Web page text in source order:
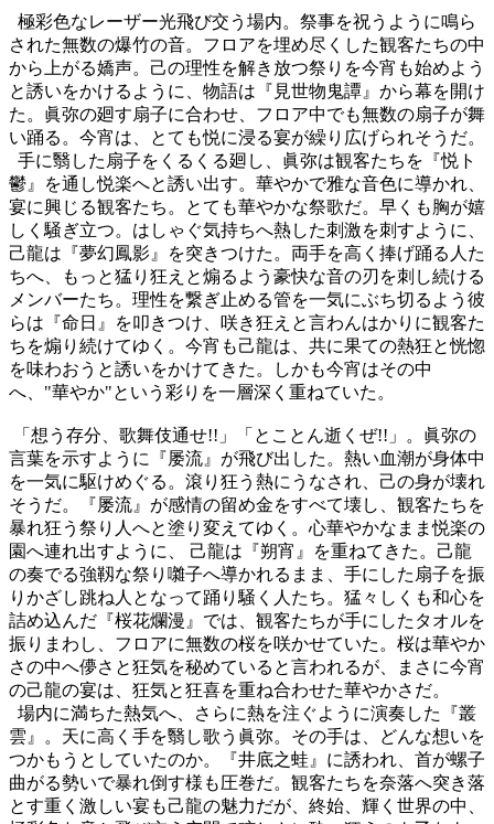
極彩色なレーザー光飛び交う場内。祭事を祝うように鳴ら
された無数の爆竹の音。フロアを埋め尽くした観客たちの中
から上がる嬌声。己の理性を解き放つ祭りを今宵も始めよう
と誘いをかけるように、物語は『見世物鬼譚』から幕を開け
た。眞弥の廻す扇子に合わせ、フロア中でも無数の扇子が舞
い踊る。今宵は、とても悦に浸る宴が繰り広げられそうだ。
手に翳した扇子をくるくる廻し、眞弥は観客たちを『悦ト
鬱』を通し悦楽へと誘い出す。華やかで雅な音色に導かれ、
宴に興じる観客たち。とても華やかな祭歌だ。早くも胸が嬉
しく騒ぎ立つ。はしゃぐ気持ちへ熱した刺激を刺すように、
己龍は『夢幻鳳影』を突きつけた。両手を高く捧げ踊る人た
ちへ、もっと猛り狂えと煽るよう豪快な音の刃を刺し続ける
メンバーたち。理性を繋ぎ止める管を一気にぶち切るよう彼
らは『命日』を叩きつけ、咲き狂えと言わんはかりに観客た
ちを煽り続けてゆく。今宵も己龍は、共に果ての熱狂と恍惚
を味わおうと誘いをかけてきた。しかも今宵はその中
へ、 "華やか"という彩りを一層深く重ねていた。
「想う存分、歌舞伎通せ!! 」「とことん逝くぜ!! 」。眞弥の
言葉を示すように『屡流』が飛び出した。熱い血潮が身体中
を一気に駆けめぐる。滾り狂う熱にうなされ、己の身が壊れ
そうだ。『屡流』が感情の留め金をすべて壊し、観客たちを
暴れ狂う祭り人へと塗り変えてゆく。心華やかなまま悦楽の
園へ連れ出すように、
己龍は『朔宵』を重ねてきた。己龍
の奏でる強靱な祭り囃子へ導かれるまま、手にした扇子を振
りかざし跳ね人となって踊り騒く人たち。猛々しくも和心を
詰め込んだ『桜花爛漫』では、観客たちが手にしたタオルを
振りまわし、フロアに無数の桜を咲かせていた。桜は華やか
さの中へ儚さと狂気を秘めていると言われるが、まさに今宵
の己龍の宴は、狂気と狂喜を重ね合わせた華やかさだ。
場内に満ちた熱気へ、さらに熱を注ぐように演奏した『叢
雲』。天に高く手を翳し歌う眞弥。その手は、どんな想いを
つかもうとしていたのか。『井底之蛙』に誘われ、首が螺子
曲がる勢いで暴れ倒す様も圧巻だ。観客たちを奈落へ突き落
とす重く激しい宴も己龍の魅力だが、終始、輝く世界の中、